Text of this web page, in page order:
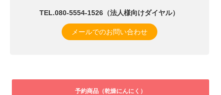
TEL.080-5554-1526（法人様向けダイヤル）
メールでのお問い合わせ
予約商品（乾燥にんにく）